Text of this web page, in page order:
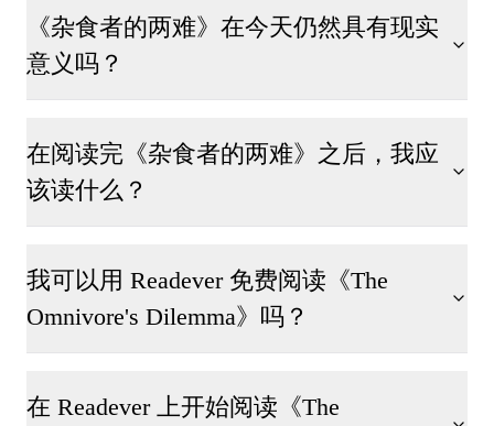
《杂食者的两难》在今天仍然具有现实
意义吗？
在阅读完《杂食者的两难》之后，我应
该读什么？
我可以用 Readever 免费阅读《The
Omnivore's Dilemma》吗？
在 Readever 上开始阅读《The